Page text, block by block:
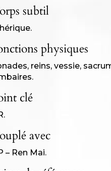
subtil
physiques
reins, vessie,
clé
avec
– Ren Mai.